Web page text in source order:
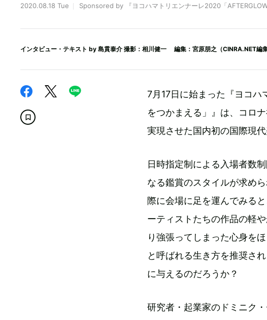
2020.08.18 Tue Sponsored by 『ヨコハマトリエンナーレ2020「
インタビュー・テキスト by 島貫泰介 撮影：相川健一 編集：宮原朋之（CINRA.NET編集
7月17日に始まった『ヨコ
をつかまえる」』は、コロ
実現させた国内初の国際現代
日時指定制による入場者数
なる鑑賞のスタイルが求め
際に会場に足を運んでみる
ーティストたちの作品の軽
り強張ってしまった心身を
と呼ばれる生き方を推奨さ
に与えるのだろうか？
研究者・起業家のドミニク